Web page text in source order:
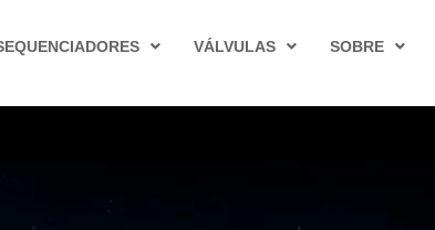
VÁLVULAS SOBRE